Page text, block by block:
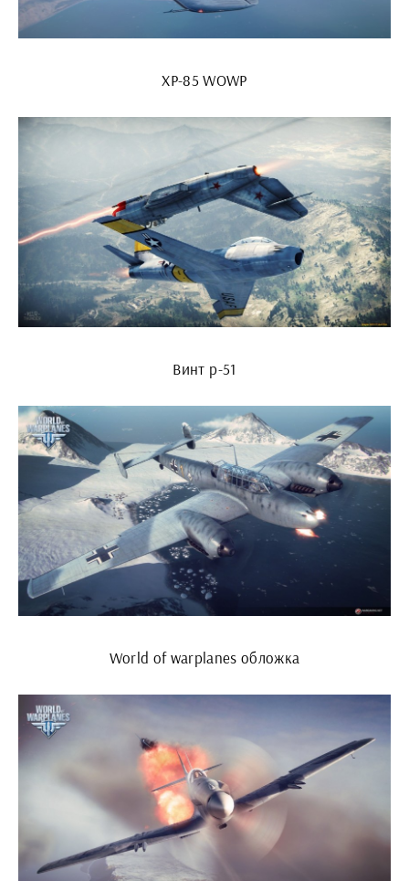
XP-85 WOWP
Винт p-51
World of warplanes обложка